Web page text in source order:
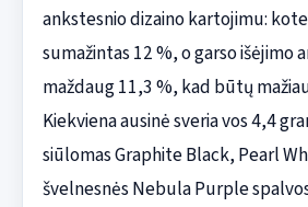
ankstesnio dizaino kartojimu:
sumažintas 12 %, o garso išėjimo
maždaug 11,3 %, kad būtų
Kiekviena ausinė sveria vos 4,4
siūlomas Graphite Black, Pearl
švelnesnės Nebula Purple